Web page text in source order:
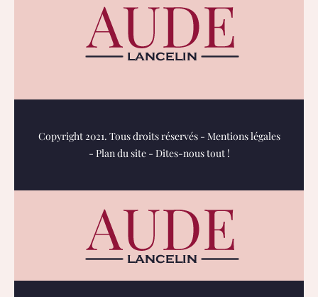
Copyright 2021. Tous droits réservés - Mentions légales
- Plan du site- Dites-nous tout !